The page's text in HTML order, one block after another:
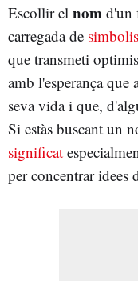
Escollir el nom d'un
carregada de
que transmeti
amb l'esperança
seva vida i que,
Si estàs buscant un
significat
per concentrar idees